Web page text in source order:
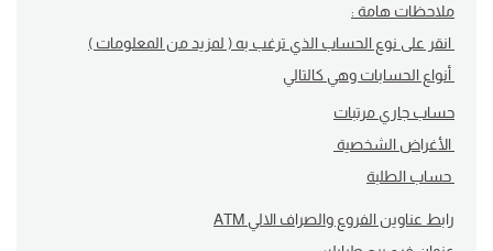
ملاحظات هامة :
انقر على نوع الحساب الذي ترغب به ( لمزيد من المعلومات )
أنواع الحسابات وهي كالتالي
حساب جاري مرتبات
الأغراض الشخصية
حساب الطلبة
رابط عناوين الفروع والصراف الالي ATM